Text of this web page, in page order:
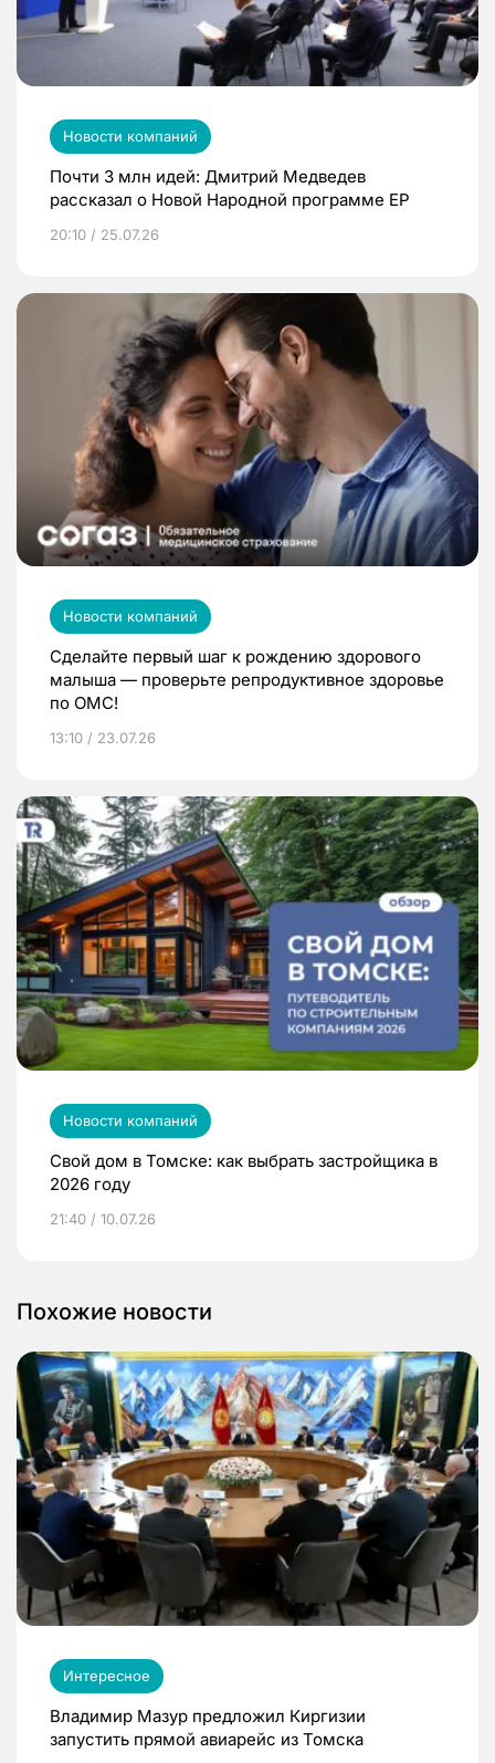
Новости компаний
Почти 3 млн идей: Дмитрий Медведев
рассказал о Новой Народной программе ЕР
20:10 / 25.07.26
Новости компаний
Сделайте первый шаг к рождению здорового
малыша — проверьте репродуктивное здоровье
по ОМС!
13:10 / 23.07.26
Новости компаний
Свой дом в Томске: как выбрать застройщика в
2026 году
21:40 / 10.07.26
Похожие новости
Интересное
Владимир Мазур предложил Киргизии
запустить прямой авиарейс из Томска